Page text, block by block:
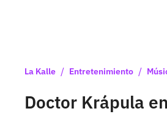
La Kalle / Entretenimiento /
Doctor Krápula